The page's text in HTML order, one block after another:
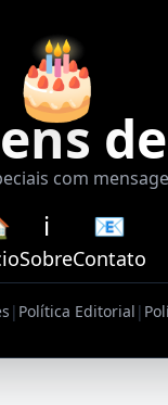
🎂
com
ℹ️
Sobre
📧
Contato
| Política Editorial |